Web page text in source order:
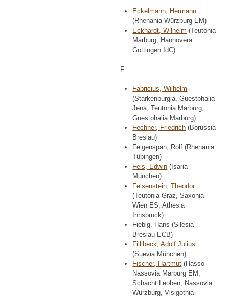
Eckelmann, Hermann
(Rhenania Würzburg EM)
Eckhardt, Wilhelm (Teutonia
Marburg, Hannovera
Göttingen IdC)
F
Fabricius, Wilhelm
(Starkenburgia, Guestphalia
Jena, Teutonia Marburg,
Guestphalia Marburg)
Fechner, Friedrich (Borussia
Breslau)
Feigenspan, Rolf (Rhenania
Tübingen)
Fels, Edwin (Isaria
München)
Felsenstein, Theodor
(Teutonia Graz, Saxonia
Wien ES, Athesia
Innsbruck)
Fiebig, Hans (Silesia
Breslau ECB)
Fillibeck, Adolf Julius
(Suevia München)
Fischer, Hartmut (Hasso-
Nassovia Marburg EM,
Schacht Leoben, Nassovia
Würzburg, Visigothia